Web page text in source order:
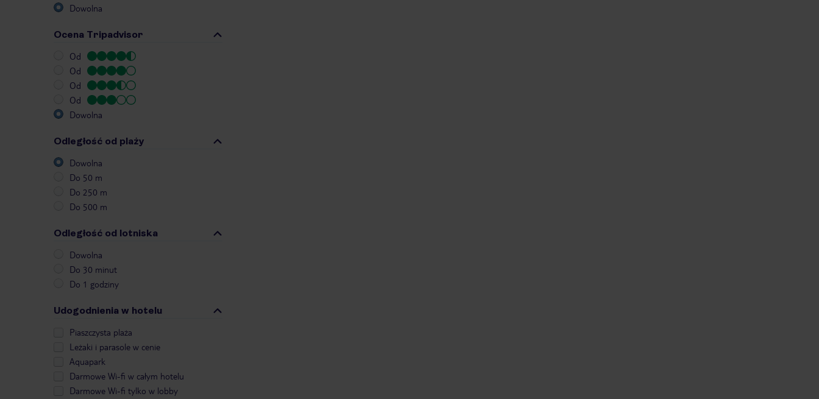
Dowolna
Ocena Tripadvisor
Od
Od
Od
Od
Dowolna
Odległość od plaży
Dowolna
Do 50 m
Do 250 m
Do 500 m
Odległość od lotniska
Dowolna
Do 30 minut
Do 1 godziny
Udogodnienia w hotelu
Piaszczysta plaża
Leżaki i parasole w cenie
Aquapark
Darmowe Wi-fi w całym hotelu
Darmowe Wi-fi tylko w lobby